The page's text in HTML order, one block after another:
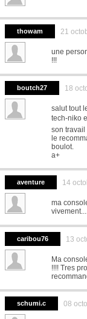
thowam 21
une
!!!
boutch27 18
salut tout
tech-niko
son travail
le
boulot.
a+
aventure 14
ma
caribou76 13
Ma
!!!! Tres
schumi.c 08